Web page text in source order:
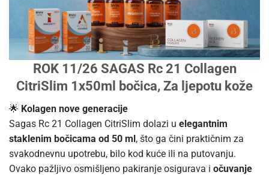
ROK 11/26 SAGAS Rc 21 Collagen
CitriSlim 1x50ml bočica, Za ljepotu kože
🌟 Kolagen nove generacije
Sagas Rc 21 Collagen CitriSlim dolazi u elegantnim
staklenim bočicama od 50 ml, što ga čini praktičnim za
svakodnevnu upotrebu, bilo kod kuće ili na putovanju.
Ovako pažljivo osmišljeno pakiranje osigurava i očuvanje